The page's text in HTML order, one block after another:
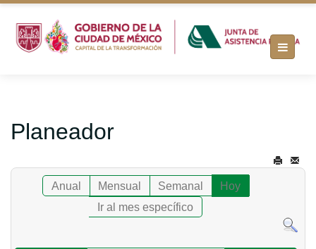
Planeador
Anual Mensual Semanal
Hoy
Ir al mes específico